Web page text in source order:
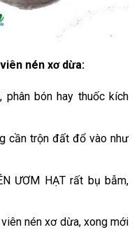
nén xơ dừa:
phân bón hay thuốc kích
cần trộn đất đổ vào như
ƯƠM HẠT rất bụ bẫm,
nén xơ dừa, xong mới